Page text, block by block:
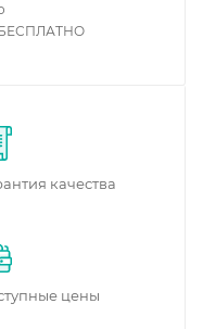
БЕСПЛАТНО
качества
цены